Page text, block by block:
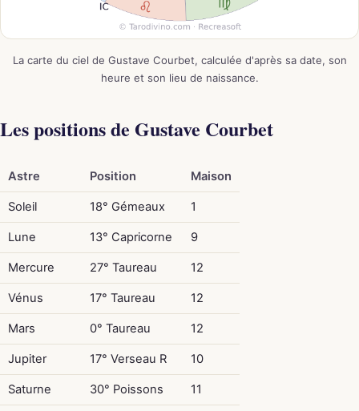
La carte du ciel de Gustave Courbet, calculée d'après sa date, son
heure et son lieu de naissance.
Les positions de Gustave Courbet
Astre Position Maison
Soleil 18° Gémeaux 1
Lune 13° Capricorne 9
Mercure 27° Taureau 12
Vénus 17° Taureau 12
Mars 0° Taureau 12
Jupiter 17° Verseau R 10
Saturne 30° Poissons 11